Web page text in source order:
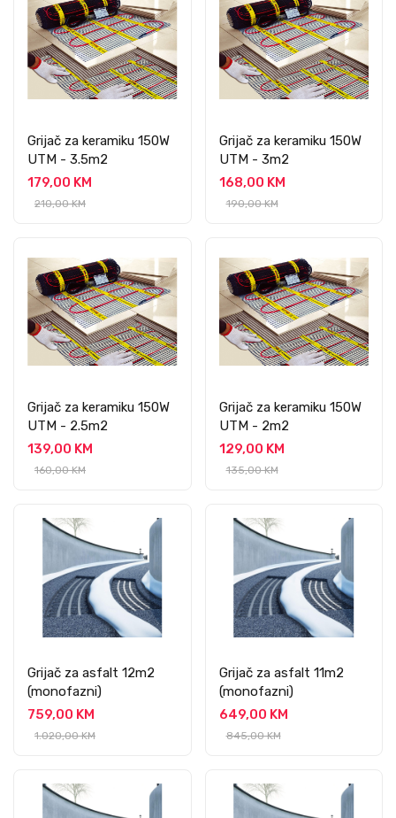
Grijač za keramiku 150W
UTM - 3.5m2
179,00 KM
210,00 KM
Grijač za keramiku 150W
UTM - 3m2
168,00 KM
190,00 KM
Grijač za keramiku 150W
UTM - 2.5m2
139,00 KM
160,00 KM
Grijač za keramiku 150W
UTM - 2m2
129,00 KM
135,00 KM
Grijač za asfalt 12m2
(monofazni)
759,00 KM
1.020,00 KM
Grijač za asfalt 11m2
(monofazni)
649,00 KM
845,00 KM